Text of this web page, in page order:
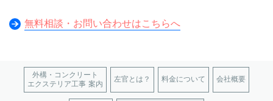
無料相談・お問い合わせはこちらへ
外構・コンクリート
エクステリア工事 案内
左官とは？ 料金について 会社概要